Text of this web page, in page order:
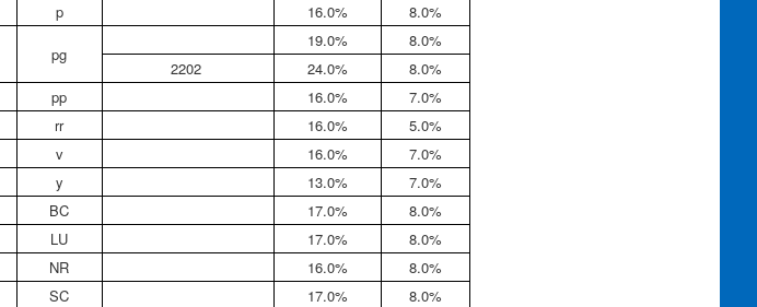
p 16.0% 8.0%
pg
19.0%
8.0%
2202
24.0%
8.0%
pp 16.0%
7.0%
rr 16.0%
5.0%
v 16.0%
7.0%
y 13.0% 7.0%
BC 17.0%
8.0%
LU 17.0%
8.0%
NR 16.0%
8.0%
SC 17.0% 8.0%